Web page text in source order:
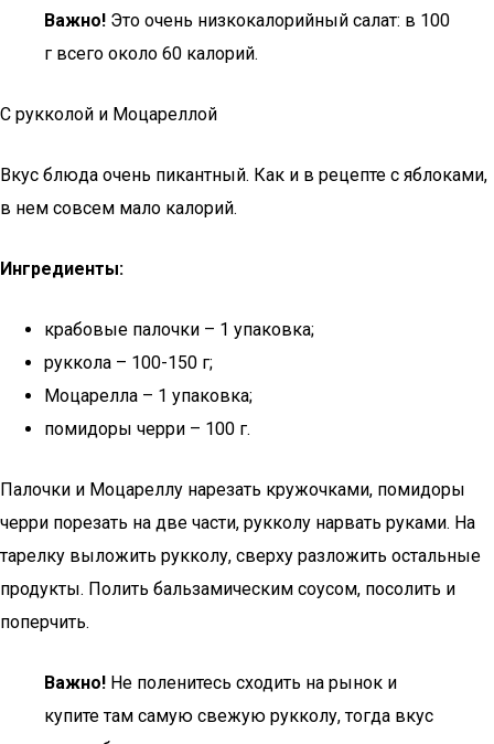
Важно! Это очень низкокалорийный салат: в 100
г всего около 60 калорий.
С рукколой и Моцареллой
Вкус блюда очень пикантный. Как и в рецепте с яблоками,
в нем совсем мало калорий.
Ингредиенты:
крабовые палочки – 1 упаковка;
руккола – 100-150 г;
Моцарелла – 1 упаковка;
помидоры черри – 100 г.
Палочки и Моцареллу нарезать кружочками, помидоры
черри порезать на две части, рукколу нарвать руками. На
тарелку выложить рукколу, сверху разложить остальные
продукты. Полить бальзамическим соусом, посолить и
поперчить.
Важно! Не поленитесь сходить на рынок и
купите там самую свежую рукколу, тогда вкус